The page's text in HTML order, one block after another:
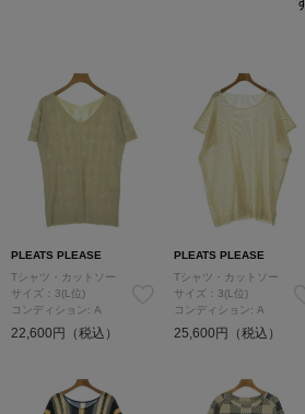
PLEATS PLEASE
Tシャツ・カットソー
サイズ：3(L位)
コンディション: A
22,600円（税込）
PLEATS PLEASE
Tシャツ・カットソー
サイズ：3(L位)
コンディション: A
25,600円（税込）